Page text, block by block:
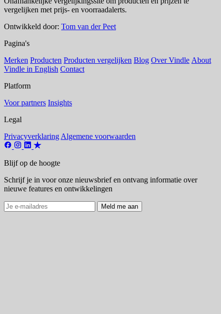
vergelijken met prijs- en voorraadalerts.
Ontwikkeld door: Tom van der Peet
Pagina's
Merken Producten Producten vergelijken Blog Over Vindle About
Vindle in English Contact
Platform
Voor partners Insights
Legal
Privacyverklaring Algemene voorwaarden
Blijf op de hoogte
Schrijf je in voor onze nieuwsbrief en ontvang informatie over
nieuwe features en ontwikkelingen
Meld me aan